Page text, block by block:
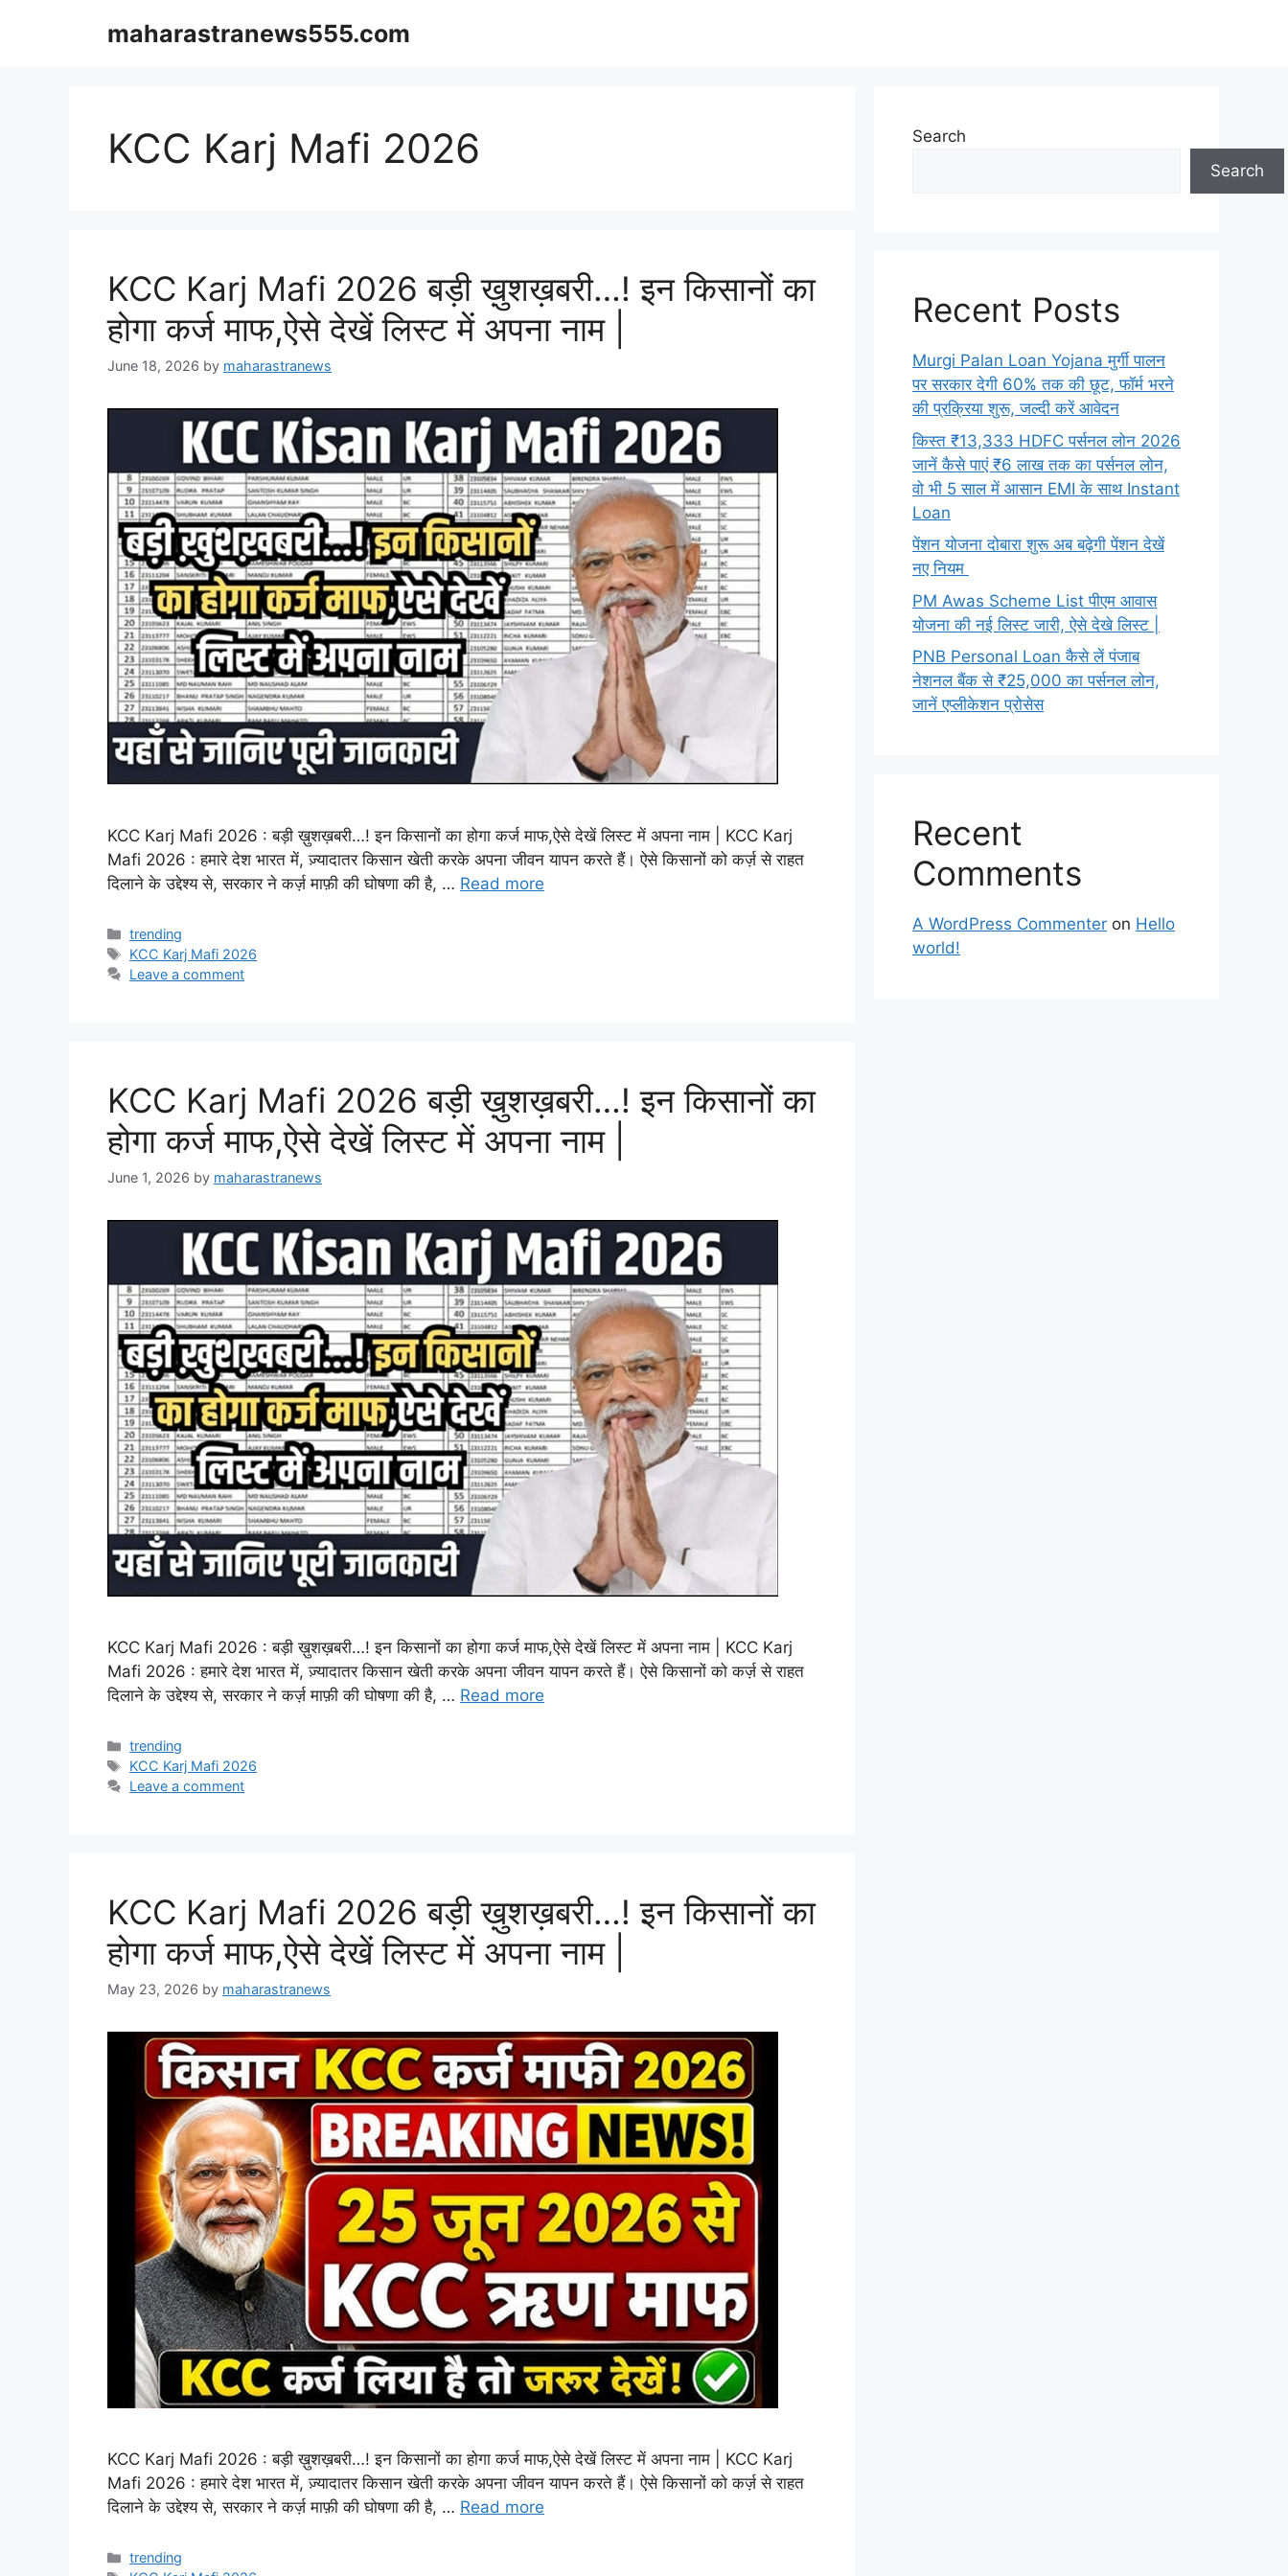
maharastranews555.com
KCC Karj Mafi 2026
KCC Karj Mafi 2026 बड़ी ख़ुशख़बरी…! इन किसानों का
होगा कर्ज माफ,ऐसे देखें लिस्ट में अपना नाम |
June 18, 2026 by maharastranews
KCC Karj Mafi 2026 : बड़ी ख़ुशख़बरी…! इन किसानों का होगा कर्ज माफ,ऐसे देखें लिस्ट में अपना नाम | KCC Karj
Mafi 2026 : हमारे देश भारत में, ज़्यादातर किसान खेती करके अपना जीवन यापन करते हैं। ऐसे किसानों को कर्ज़ से राहत
दिलाने के उद्देश्य से, सरकार ने कर्ज़ माफ़ी की घोषणा की है, … Read more
Categories
trending
Tags
KCC Karj Mafi 2026
Leave a comment
KCC Karj Mafi 2026 बड़ी ख़ुशख़बरी…! इन किसानों का
होगा कर्ज माफ,ऐसे देखें लिस्ट में अपना नाम |
June 1, 2026 by maharastranews
KCC Karj Mafi 2026 : बड़ी ख़ुशख़बरी…! इन किसानों का होगा कर्ज माफ,ऐसे देखें लिस्ट में अपना नाम | KCC Karj
Mafi 2026 : हमारे देश भारत में, ज़्यादातर किसान खेती करके अपना जीवन यापन करते हैं। ऐसे किसानों को कर्ज़ से राहत
दिलाने के उद्देश्य से, सरकार ने कर्ज़ माफ़ी की घोषणा की है, … Read more
Categories
trending
Tags
KCC Karj Mafi 2026
Leave a comment
KCC Karj Mafi 2026 बड़ी ख़ुशख़बरी…! इन किसानों का
होगा कर्ज माफ,ऐसे देखें लिस्ट में अपना नाम |
May 23, 2026 by maharastranews
KCC Karj Mafi 2026 : बड़ी ख़ुशख़बरी…! इन किसानों का होगा कर्ज माफ,ऐसे देखें लिस्ट में अपना नाम | KCC Karj
Mafi 2026 : हमारे देश भारत में, ज़्यादातर किसान खेती करके अपना जीवन यापन करते हैं। ऐसे किसानों को कर्ज़ से राहत
दिलाने के उद्देश्य से, सरकार ने कर्ज़ माफ़ी की घोषणा की है, … Read more
Categories
trending
Search
Search
Recent Posts
Murgi Palan Loan Yojana मुर्गी पालन
पर सरकार देगी 60% तक की छूट, फॉर्म भरने
की प्रक्रिया शुरू, जल्दी करें आवेदन
किस्त ₹13,333 HDFC पर्सनल लोन 2026
जानें कैसे पाएं ₹6 लाख तक का पर्सनल लोन,
वो भी 5 साल में आसान EMI के साथ Instant
Loan
पेंशन योजना दोबारा शुरू अब बढ़ेगी पेंशन देखें
नए नियम
PM Awas Scheme List पीएम आवास
योजना की नई लिस्ट जारी, ऐसे देखे लिस्ट |
PNB Personal Loan कैसे लें पंजाब
नेशनल बैंक से ₹25,000 का पर्सनल लोन,
जानें एप्लीकेशन प्रोसेस
Recent
Comments
A WordPress Commenter on Hello
world!